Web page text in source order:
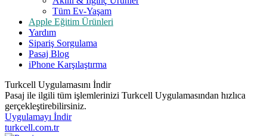
Tüm Ev-Yaşam
Apple Eğitim Ürünleri
Yardım
Sipariş Sorgulama
Pasaj Blog
iPhone Karşılaştırma
Turkcell Uygulamasını İndir
Pasaj ile ilgili tüm işlemlerinizi Turkcell Uygulamasından hızlıca
gerçekleştirebilirsiniz.
Uygulamayı İndir
turkcell.com.tr